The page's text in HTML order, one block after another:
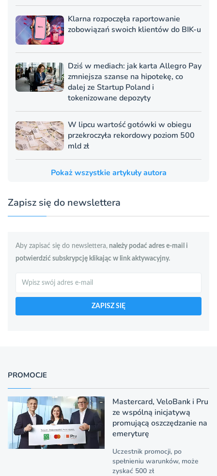
Klarna rozpoczęła raportowanie
zobowiązań swoich klientów do BIK-u
Dziś w mediach: jak karta Allegro Pay
zmniejsza szanse na hipotekę, co
dalej ze Startup Poland i
tokenizowane depozyty
W lipcu wartość gotówki w obiegu
przekroczyła rekordowy poziom 500
mld zł
Pokaż wszystkie artykuły autora
Zapisz się do newslettera
Aby zapisać się do newslettera, należy podać adres e-mail i
potwierdzić subskrypcję klikając w link aktywacyjny.
ZAPISZ SIĘ
PROMOCJE
Mastercard, VeloBank i Pru
ze wspólną inicjatywą
promującą oszczędzanie na
emeryturę
Uczestnik promocji, po
spełnieniu warunków, może
zyskać 500 zł